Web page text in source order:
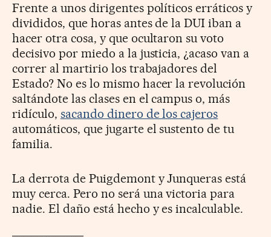
Frente a unos dirigentes políticos erráticos y
divididos, que horas antes de la DUI iban a
hacer otra cosa, y que ocultaron su voto
decisivo por miedo a la justicia, ¿acaso van a
correr al martirio los trabajadores del
Estado? No es lo mismo hacer la revolución
saltándote las clases en el campus o, más
ridículo, sacando dinero de los cajeros
automáticos, que jugarte el sustento de tu
familia.
La derrota de Puigdemont y Junqueras está
muy cerca. Pero no será una victoria para
nadie. El daño está hecho y es incalculable.